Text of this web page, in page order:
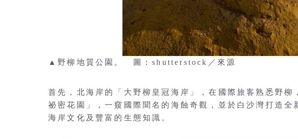
▲野柳地質公園。 圖：shutterstock／來源
首先，北海岸的「大野柳皇冠海岸」，在國際旅客熟悉野柳
祕密花園」，一窺國際聞名的海蝕奇觀，並於白沙灣打造全
海岸文化及豐富的生態知識。